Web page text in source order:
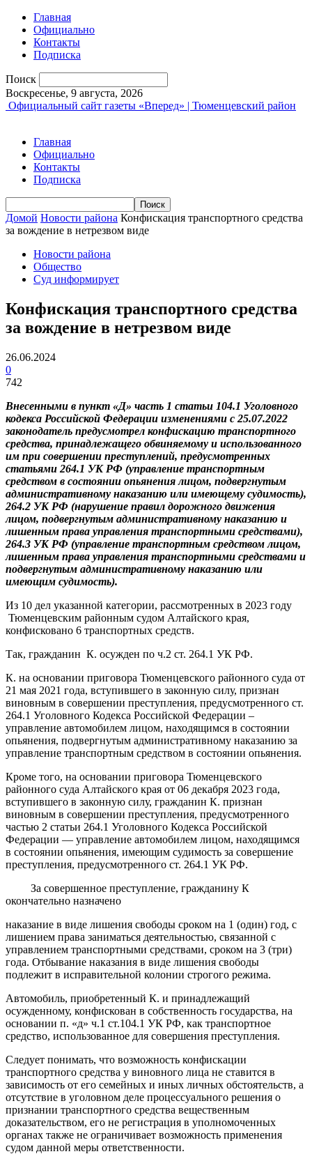
Главная
Официально
Контакты
Подписка
Поиск
Воскресенье, 9 августа, 2026
Официальный сайт газеты «Вперед» | Тюменцевский район
Главная
Официально
Контакты
Подписка
Домой Новости района Конфискация транспортного средства
за вождение в нетрезвом виде
Новости района
Общество
Суд информирует
Конфискация транспортного средства
за вождение в нетрезвом виде
26.06.2024
0
742
Внесенными в пункт «Д» часть 1 статьи 104.1 Уголовного
кодекса Российской Федерации изменениями с 25.07.2022
законодатель предусмотрел конфискацию транспортного
средства, принадлежащего обвиняемому и использованного
им при совершении преступлений, предусмотренных
статьями 264.1 УК РФ (управление транспортным
средством в состоянии опьянения лицом, подвергнутым
административному наказанию или имеющему судимость),
264.2 УК РФ (нарушение правил дорожного движения
лицом, подвергнутым административному наказанию и
лишенным права управления транспортными средствами),
264.3 УК РФ (управление транспортным средством лицом,
лишенным права управления транспортными средствами и
подвергнутым административному наказанию или
имеющим судимость).
Из 10 дел указанной категории, рассмотренных в 2023 году
Тюменцевским районным судом Алтайского края,
конфисковано 6 транспортных средств.
Так, гражданин К. осужден по ч.2 ст. 264.1 УК РФ.
К. на основании приговора Тюменцевского районного суда от
21 мая 2021 года, вступившего в законную силу, признан
виновным в совершении преступления, предусмотренного ст.
264.1 Уголовного Кодекса Российской Федерации –
управление автомобилем лицом, находящимся в состоянии
опьянения, подвергнутым административному наказанию за
управление транспортным средством в состоянии опьянения.
Кроме того, на основании приговора Тюменцевского
районного суда Алтайского края от 06 декабря 2023 года,
вступившего в законную силу, гражданин К. признан
виновным в совершении преступления, предусмотренного
частью 2 статьи 264.1 Уголовного Кодекса Российской
Федерации — управление автомобилем лицом, находящимся
в состоянии опьянения, имеющим судимость за совершение
преступления, предусмотренного ст. 264.1 УК РФ.
За совершенное преступление, гражданину К
окончательно назначено
наказание в виде лишения свободы сроком на 1 (один) год, с
лишением права заниматься деятельностью, связанной с
управлением транспортными средствами, сроком на 3 (три)
года. Отбывание наказания в виде лишения свободы
подлежит в исправительной колонии строгого режима.
Автомобиль, приобретенный К. и принадлежащий
осужденному, конфискован в собственность государства, на
основании п. «д» ч.1 ст.104.1 УК РФ, как транспортное
средство, использованное для совершения преступления.
Следует понимать, что возможность конфискации
транспортного средства у виновного лица не ставится в
зависимость от его семейных и иных личных обстоятельств, а
отсутствие в уголовном деле процессуального решения о
признании транспортного средства вещественным
доказательством, его не регистрация в уполномоченных
органах также не ограничивает возможность применения
судом данной меры ответственности.